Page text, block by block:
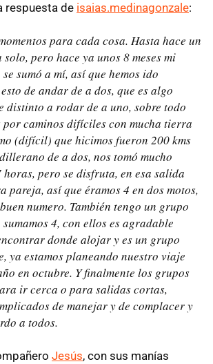
respuesta de isaias.medinagonzale:
para cada cosa. Hasta hace un
pero hace ya unos 8 meses mi
sumó a mí, así que hemos ido
de andar de a dos, que es algo
distinto a rodar de a uno, sobre todo
por caminos difíciles con mucha tierra
(difícil) que hicimos fueron 200 kms
de a dos, nos tomó mucho
horas, pero se disfruta, en esa salida
pareja, así que éramos 4 en dos motos,
numero. También tengo un grupo
4, con ellos es agradable
donde alojar y es un grupo
ya estamos planeando nuestro viaje
en octubre. Y finalmente los grupos
ir cerca o para salidas cortas,
de manejar y de complacer y
a todos.
Jesús, con sus manías